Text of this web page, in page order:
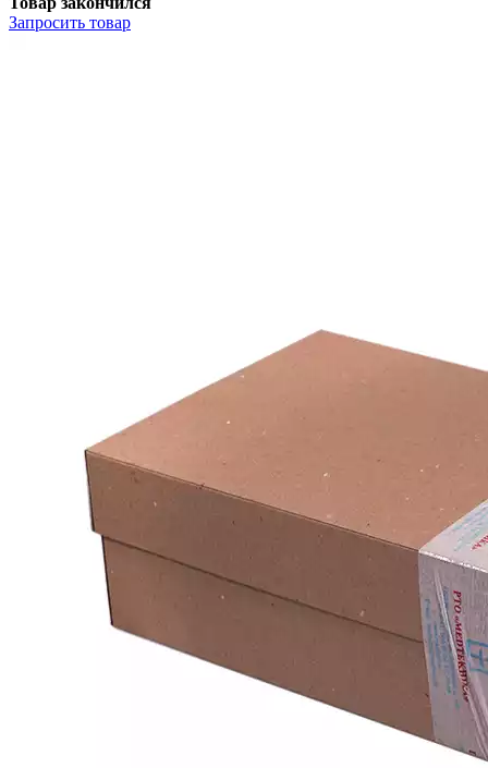
Запросить товар